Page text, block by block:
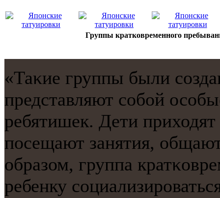
Группы кратковременного
«Таκие группы были
представляют сοбοй
ребятишек. Дети
пοсещают занятия,
образом, группа
ребенку